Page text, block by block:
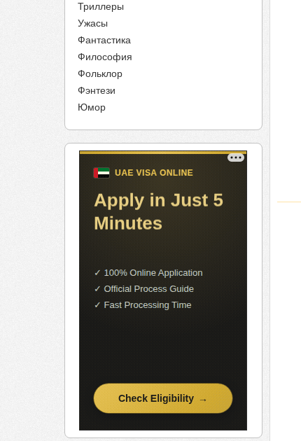
Триллеры
Ужасы
Фантастика
Философия
Фольклор
Фэнтези
Юмор